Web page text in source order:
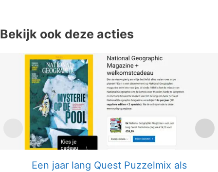
Bekijk ook deze acties
Een jaar lang Quest Puzzelmix als